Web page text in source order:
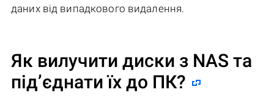
даних від випадкового видалення.
Як вилучити диски з NAS та
під’єднати їх до ПК?